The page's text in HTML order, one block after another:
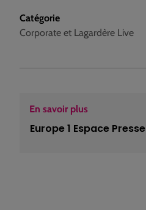
Catégorie
Corporate et Lagardère Live
En savoir plus
Europe 1 Espace Presse